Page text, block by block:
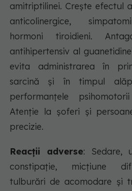
amitriptilinei. Creşte efectul
anticolinergice,
hormoni tiroidieni.
antihipertensiv al
evita administrarea în
sarcină şi în timpul
performanţele
Atenţie la şoferi şi
precizie.
Reacții adverse: Sedare,
constipaţie, micţiune
tulburări de acomodare şi